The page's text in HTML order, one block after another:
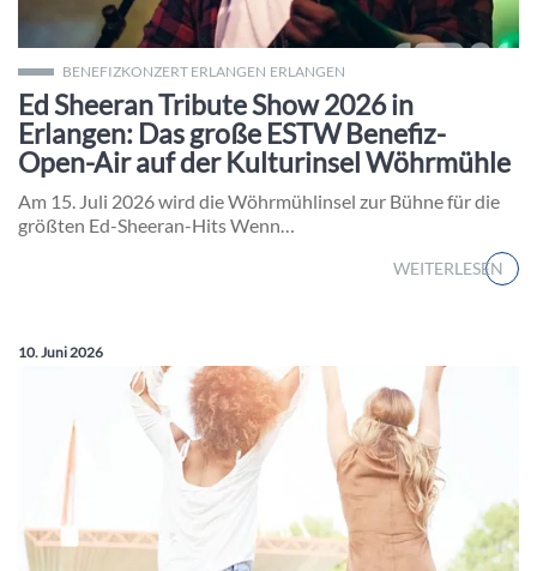
Ed Sheeran Tribute Show 2026 in
Erlangen: Das große ESTW Benefiz-
Open-Air auf der Kulturinsel Wöhrmühle
BENEFIZKONZERT ERLANGEN ERLANGEN
Am 15. Juli 2026 wird die Wöhrmühlinsel zur Bühne für die
größten Ed-Sheeran-Hits Wenn…
WEITERLESEN
Veröffentlicht am:
10. Juni 2026